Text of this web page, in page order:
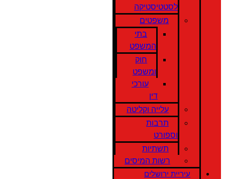
לסטטיסטיקה
משפטים
בתי
המשפט
חוק
ומשפט
עורכי
דין
עלייה וקליטה
תרבות
וספורט
תשתיות
רשות המיסים
עיריית ירושלים